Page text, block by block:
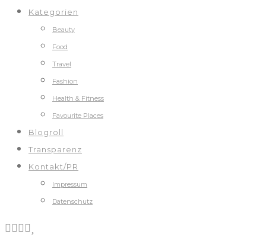
Kategorien
Beauty
Food
Travel
Fashion
Health & Fitness
Favourite Places
Blogroll
Transparenz
Kontakt/PR
Impressum
Datenschutz